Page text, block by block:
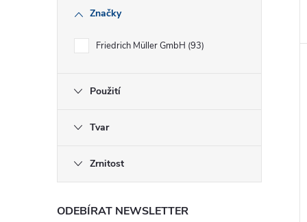
Značky
Friedrich Müller GmbH 93
Použití
Tvar
Zrnitost
ODEBÍRAT NEWSLETTER